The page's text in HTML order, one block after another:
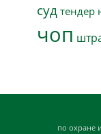
суд тендер
чоп
по охране